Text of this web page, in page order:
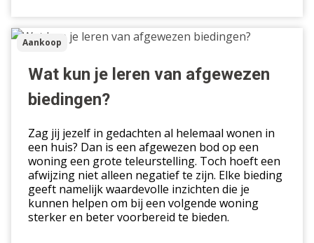
Wat
van
biedingen?
Aankoop
Wat kun je leren van afgewezen
biedingen?
Zag jij jezelf in gedachten al helemaal wonen in
een huis? Dan is een afgewezen bod op een
woning een grote teleurstelling. Toch hoeft een
afwijzing niet alleen negatief te zijn. Elke bieding
geeft namelijk waardevolle inzichten die je
kunnen helpen om bij een volgende woning
sterker en beter voorbereid te bieden.